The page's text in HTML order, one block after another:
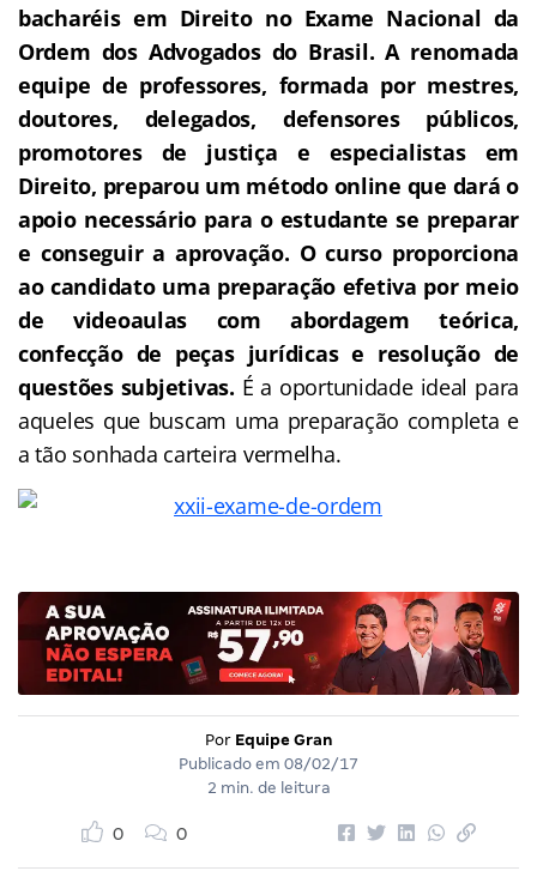
bacharéis em Direito no Exame Nacional da
Ordem dos Advogados do Brasil. A renomada
equipe de professores, formada por mestres,
doutores, delegados, defensores públicos,
promotores de justiça e especialistas em
Direito, preparou um método online que dará o
apoio necessário para o estudante se preparar
e conseguir a aprovação. O curso proporciona
ao candidato uma preparação efetiva por meio
de videoaulas com abordagem teórica,
confecção de peças jurídicas e resolução de
questões subjetivas. É a oportunidade ideal para
aqueles que buscam uma preparação completa e
a tão sonhada carteira vermelha.
Por Equipe Gran
Publicado em 08/02/17
2 min. de leitura
0 0